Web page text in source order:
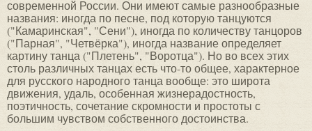
современной России. Они имеют самые разнообразные
названия: иногда по песне, под которую танцуются
("Камаринская", "Сени"), иногда по количеству танцоров
("Парная", "Четвёрка"), иногда название определяет
картину танца ("Плетень", "Воротца"). Но во всех этих
столь различных танцах есть что-то общее, характерное
для русского народного танца вообще: это широта
движения, удаль, особенная жизнерадостность,
поэтичность, сочетание скромности и простоты с
большим чувством собственного достоинства.